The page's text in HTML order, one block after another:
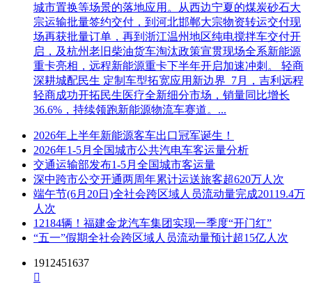
城市置换等场景的落地应用。从西边宁夏的煤炭砂石大
宗运输批量签约交付，到河北邯郸大宗物资转运交付现
场再获批量订单，再到浙江温州地区纯电搅拌车交付开
启，及杭州老旧柴油货车淘汰政策宣贯现场全系新能源
重卡亮相，远程新能源重卡下半年开启加速冲刺。 轻商
深耕城配民生 定制车型拓宽应用新边界 7月，吉利远程
轻商成功开拓民生医疗全新细分市场，销量同比增长
36.6%，持续领跑新能源物流车赛道。...
2026年上半年新能源客车出口冠军诞生！
2026年1-5月全国城市公共汽电车客运量分析
交通运输部发布1-5月全国城市客运量
深中跨市公交开通两周年累计运送旅客超620万人次
端午节(6月20日)全社会跨区域人员流动量完成20119.4万
人次
12184辆！福建金龙汽车集团实现一季度“开门红”
“五一”假期全社会跨区域人员流动量预计超15亿人次
1912451637
